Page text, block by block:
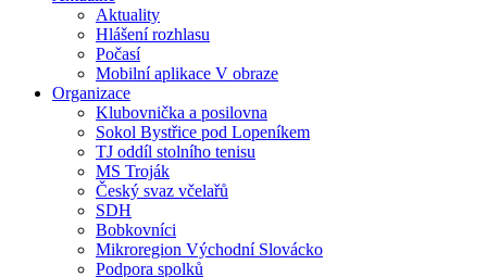
Aktuality
Hlášení rozhlasu
Počasí
Mobilní aplikace V obraze
Organizace
Klubovnička a posilovna
Sokol Bystřice pod Lopeníkem
TJ oddíl stolního tenisu
MS Troják
Český svaz včelařů
SDH
Bobkovníci
Mikroregion Východní Slovácko
Podpora spolků